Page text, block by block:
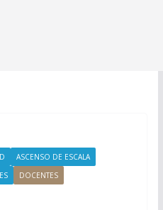
ASCENSO DE ESCALA
DOCENTES